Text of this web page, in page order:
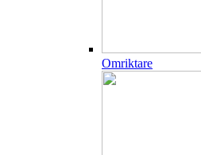
Omriktare